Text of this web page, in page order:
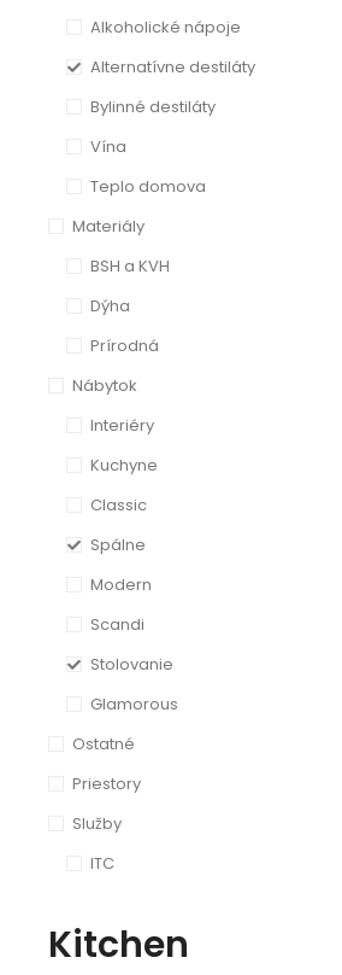
Alkoholické nápoje
Alternatívne destiláty
Bylinné destiláty
Vína
Teplo domova
Materiály
BSH a KVH
Dýha
Prírodná
Nábytok
Interiéry
Kuchyne
Classic
Spálne
Modern
Scandi
Stolovanie
Glamorous
Ostatné
Priestory
Služby
ITC
Kitchen